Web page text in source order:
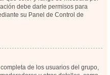
debe darle permisos para
su Panel de Control de
de los usuarios del grupo,